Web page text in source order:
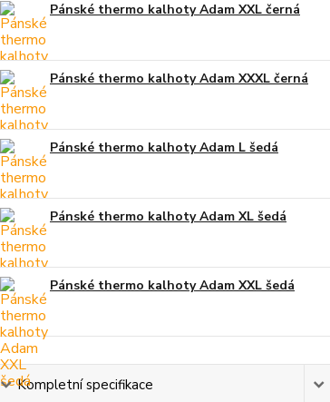
Pánské thermo kalhoty Adam XXL černá
Pánské thermo kalhoty Adam XXXL černá
Pánské thermo kalhoty Adam L šedá
Pánské thermo kalhoty Adam XL šedá
Pánské thermo kalhoty Adam XXL šedá
Kompletní specifikace